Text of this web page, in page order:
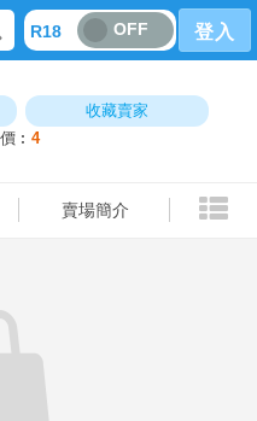
R18 OFF 登入
收藏賣家
︰4
賣場簡介